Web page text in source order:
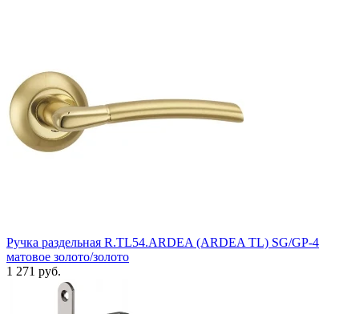
Ручка раздельная R.TL54.ARDEA (ARDEA TL) SG/GP-4
матовое золото/золото
1 271 руб.